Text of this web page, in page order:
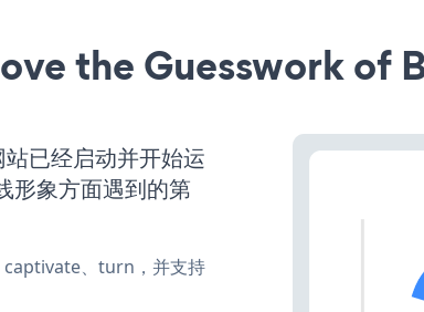
the Guesswork of
已经启动并开始运
形象方面遇到的第
、turn，并支持